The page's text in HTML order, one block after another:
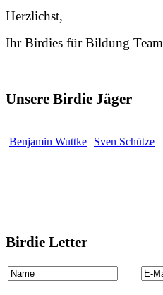
Herzlichst,
Ihr Birdies für Bildung Team
Unsere Birdie Jäger
Benjamin Wuttke Sven Schütze
Birdie Letter